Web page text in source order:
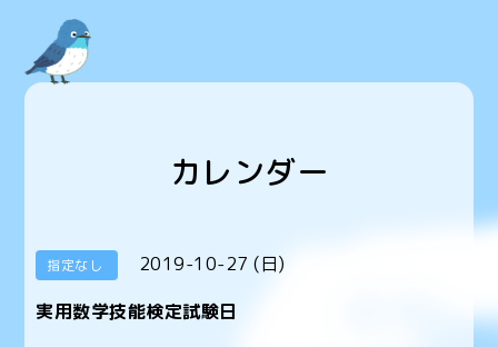
カレンダー
指定なし
2019-10-27 (日)
実用数学技能検定試験日